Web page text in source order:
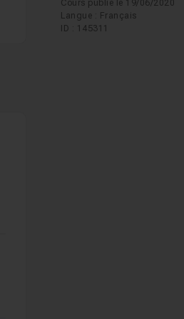
Cours publié le 19/06/2020
Langue : Français
ID : 145311